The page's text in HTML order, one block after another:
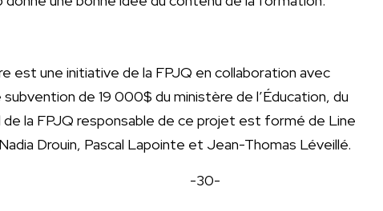
est une initiative de la FPJQ en collaboration avec
de 19 000$ du ministère de l’Éducation, du
la FPJQ responsable de ce projet est formé de Line
Drouin, Pascal Lapointe et Jean-Thomas Léveillé.
-30-